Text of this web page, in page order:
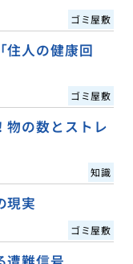
ゴミ屋敷
住人の健康回
ゴミ屋敷
物の数とストレ
知識
現実
ゴミ屋敷